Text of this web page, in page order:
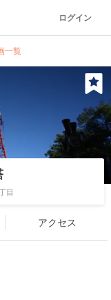
ログイン
一覧
目
アクセス